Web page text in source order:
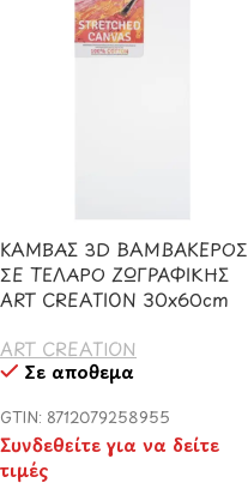
ΚΑΜΒΑΣ 3D ΒΑΜΒΑΚΕΡΟΣ
ΣΕ ΤΕΛΑΡΟ ΖΩΓΡΑΦΙΚΗΣ
ART CREATION 30x60cm
ART CREATION
Σε απόθεμα
GTIN: 8712079258955
Συνδεθείτε για να δείτε
τιμές